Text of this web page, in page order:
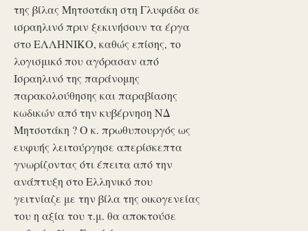
της βίλας Μητσοτάκη στη Γλυφάδα σε
ισραηλινό πριν ξεκινήσουν τα έργα
στο ΕΛΛΗΝΙΚΟ, καθώς επίσης, το
λογισμικό που αγόρασαν από
Ισραηλινό της παράνομης
παρακολούθησης και παραβίασης
κωδικών από την κυβέρνηση ΝΔ
Μητσοτάκη ? Ο κ. πρωθυπουργός ως
ευφυής λειτούργησε απερίσκεπτα
γνωρίζοντας ότι έπειτα από την
ανάπτυξη στο Ελληνικό που
γειτνίαζε με την βίλα της οικογενείας
του η αξία του τ.μ. θα αποκτούσε